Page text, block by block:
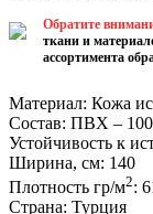
Обратите
ткани и
ассортимента
Материал: Кожа
Состав: ПВХ –
Устойчивость к
Ширина, см: 140
Плотность гр/м2:
Страна: Турция